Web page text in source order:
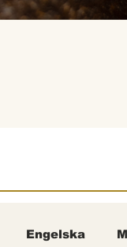
Engelska